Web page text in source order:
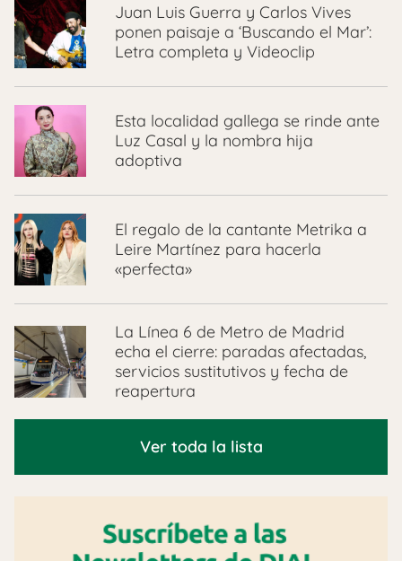
Juan Luis Guerra y Carlos Vives
ponen paisaje a ‘Buscando el Mar’:
Letra completa y Videoclip
Esta localidad gallega se rinde ante
Luz Casal y la nombra hija
adoptiva
El regalo de la cantante Metrika a
Leire Martínez para hacerla
«perfecta»
La Línea 6 de Metro de Madrid
echa el cierre: paradas afectadas,
servicios sustitutivos y fecha de
reapertura
Ver toda la lista